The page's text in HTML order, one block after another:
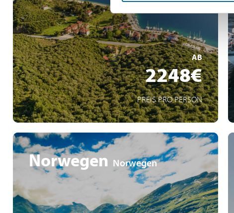
AB
2248€
PREIS PRO PERSON
Abwechslungsreiches Wanderprogramm
Bootsfahrt Berg Athos
Entspannen am Strand
MEHR ERFAHREN
Norwegen Norwegen